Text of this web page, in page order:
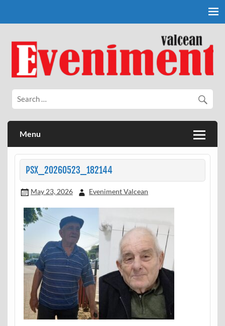
Eveniment Valcean
Menu
PSX_20260523_182144
May 23, 2026 Eveniment Valcean